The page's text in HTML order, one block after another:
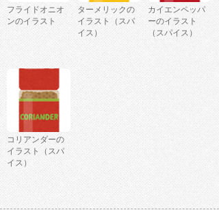
フライドオニオ
ンのイラスト
ターメリックの
イラスト（スパ
イス）
カイエンペッパ
ーのイラスト
（スパイス）
コリアンダーの
イラスト（スパ
イス）